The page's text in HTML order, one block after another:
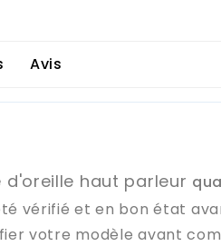
Avis
d'oreille haut parleur
vérifié et en bon état
votre modèle avant